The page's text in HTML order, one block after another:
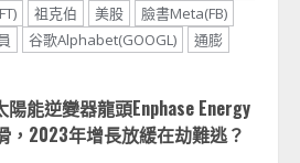
祖克伯 美股
臉書Meta(FB)
谷歌Alphabet(GOOGL) 通膨
陽能逆變器龍頭Enphase Energy
，2023年增長放緩在劫難逃？